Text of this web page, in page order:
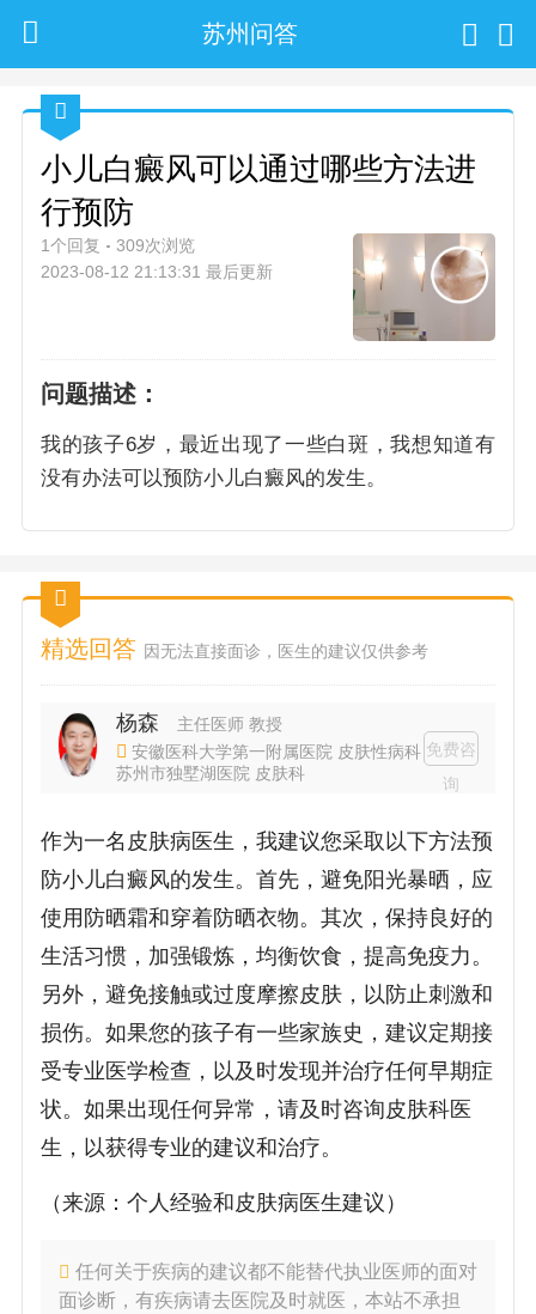
苏州问答
小儿白癜风可以通过哪些方法进
行预防
1个回复
309次浏览
2023-08-12 21:13:31 最后更新
问题描述：
我的孩子6岁，最近出现了一些白斑，我想知道有
没有办法可以预防小儿白癜风的发生。
精选回答 因无法直接面诊，医生的建议仅供参考
杨森
主任医师 教授
安徽医科大学第一附属医院 皮肤性病科
苏州市独墅湖医院 皮肤科
免费咨
询
作为一名皮肤病医生，我建议您采取以下方法预
防小儿白癜风的发生。首先，避免阳光暴晒，应
使用防晒霜和穿着防晒衣物。其次，保持良好的
生活习惯，加强锻炼，均衡饮食，提高免疫力。
另外，避免接触或过度摩擦皮肤，以防止刺激和
损伤。如果您的孩子有一些家族史，建议定期接
受专业医学检查，以及时发现并治疗任何早期症
状。如果出现任何异常，请及时咨询皮肤科医
生，以获得专业的建议和治疗。
（来源：个人经验和皮肤病医生建议）
任何关于疾病的建议都不能替代执业医师的面对
面诊断，有疾病请去医院及时就医，本站不承担